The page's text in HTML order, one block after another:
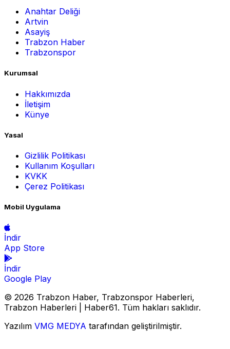
Anahtar Deliği
Artvin
Asayiş
Trabzon Haber
Trabzonspor
Kurumsal
Hakkımızda
İletişim
Künye
Yasal
Gizlilik Politikası
Kullanım Koşulları
KVKK
Çerez Politikası
Mobil Uygulama
İndir
App Store
İndir
Google Play
© 2026 Trabzon Haber, Trabzonspor Haberleri,
Trabzon Haberleri | Haber61. Tüm hakları saklıdır.
Yazılım VMG MEDYA tarafından geliştirilmiştir.